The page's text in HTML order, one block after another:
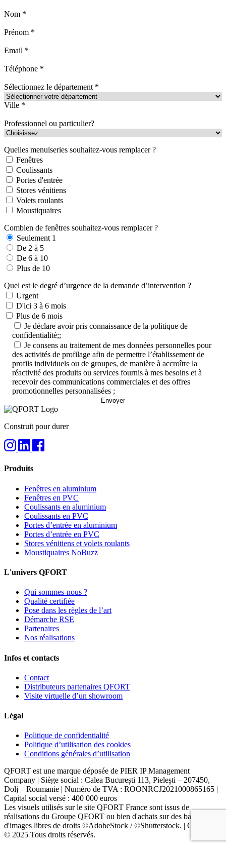
Nom *
Prénom *
Email *
Téléphone *
Sélectionnez le département *
Ville *
Professionnel ou particulier?
Quelles menuiseries souhaitez-vous remplacer ?
Fenêtres
Coulissants
Portes d'entrée
Stores vénitiens
Volets roulants
Moustiquaires
Combien de fenêtres souhaitez-vous remplacer ?
Seulement 1
De 2 à 5
De 6 à 10
Plus de 10
Quel est le degré d’urgence de la demande d’intervention ?
Urgent
D'ici 3 à 6 mois
Plus de 6 mois
Je déclare avoir pris connaissance de la politique de
confidentialité;;
Je consens au traitement de mes données personnelles pour
des activités de profilage afin de permettre l’établissement de
profils individuels ou de groupes, de manière à accroître la
réactivité des produits ou services fournis à mes besoins et à
recevoir des communications commerciales et des offres
promotionnelles personnalisées ;
Construit pour durer
Produits
Fenêtres en aluminium
Fenêtres en PVC
Coulissants en aluminium
Coulissants en PVC
Portes d’entrée en aluminium
Portes d’entrée en PVC
Stores vénitiens et volets roulants
Moustiquaires NoBuzz
L'univers QFORT
Qui sommes-nous ?
Qualité certifiée
Pose dans les règles de l’art
Démarche RSE
Partenaires
Nos réalisations
Infos et contacts
Contact
Distributeurs partenaires QFORT
Visite virtuelle d’un showroom
Légal
Politique de confidentialité
Politique d’utilisation des cookies
Conditions générales d’utilisation
QFORT est une marque déposée de PIER IP Management
Company | Siège social : Calea București 113, Pielești – 207450,
Dolj – Roumanie | Numéro de TVA : ROONRCJ2021000865165 |
Capital social versé : 400 000 euros
Les visuels utilisés sur le site QFORT France sont issus de
réalisations du Groupe QFORT ou bien d'achats sur des banques
d'images libres de droits ©AdobeStock / ©Shutterstock. | Copyright
© 2025 Tous droits réservés.